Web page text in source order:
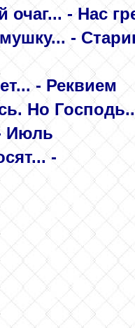
очаг... - Нас
мушку... -
- Реквием
Но
Июль
-